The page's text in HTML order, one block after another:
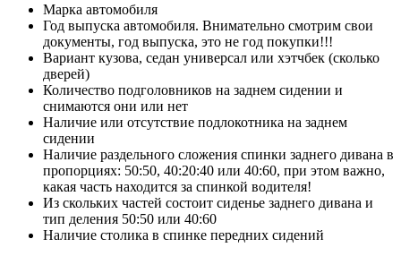
Марка автомобиля
Год выпуска автомобиля. Внимательно смотрим свои
документы, год выпуска, это не год покупки!!!
Вариант кузова, седан универсал или хэтчбек (сколько
дверей)
Количество подголовников на заднем сидении и
снимаются они или нет
Наличие или отсутствие подлокотника на заднем
сидении
Наличие раздельного сложения спинки заднего дивана в
пропорциях: 50:50, 40:20:40 или 40:60, при этом важно,
какая часть находится за спинкой водителя!
Из скольких частей состоит сиденье заднего дивана и
тип деления 50:50 или 40:60
Наличие столика в спинке передних сидений